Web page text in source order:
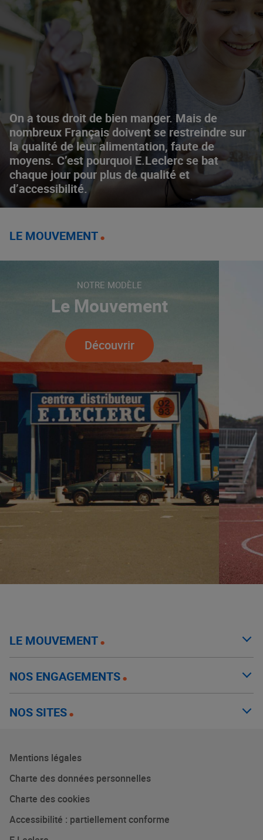
On a tous droit de bien manger. Mais de
nombreux Français doivent se restreindre sur
la qualité de leur alimentation, faute de
moyens. C’est pourquoi E.Leclerc se bat
chaque jour pour plus de qualité et
d’accessibilité.
LE MOUVEMENT
NOTRE MODÈLE
Le Mouvement
Découvrir
LE MOUVEMENT
NOS ENGAGEMENTS
NOS SITES
Mentions légales
Charte des données personnelles
Charte des cookies
Accessibilité : partiellement conforme